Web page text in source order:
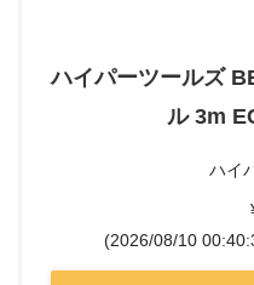
ハイパーツールズ
ル 3m
ハイ
(2026/08/10